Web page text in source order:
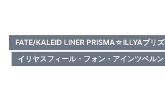
FATE/KALEID LINER PRISMA☆ILLYAプリ
イリヤスフィール・フォン・アインツベルン